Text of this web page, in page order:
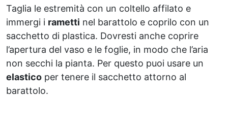
Taglia le estremità con un coltello affilato e
immergi i rametti nel barattolo e coprilo con un
sacchetto di plastica. Dovresti anche coprire
l’apertura del vaso e le foglie, in modo che l’aria
non secchi la pianta. Per questo puoi usare un
elastico per tenere il sacchetto attorno al
barattolo.